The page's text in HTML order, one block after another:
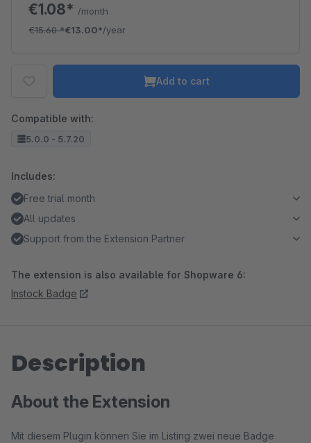
€1.08* /month
€15.60*€13.00*/year
Add to cart
Compatible with:
5.0.0 - 5.7.20
Includes:
Free trial month
All updates
Support from the Extension Partner
The extension is also available for Shopware 6:
Instock Badge
Description
About the Extension
Mit diesem Plugin können Sie im Listing zwei neue Badge